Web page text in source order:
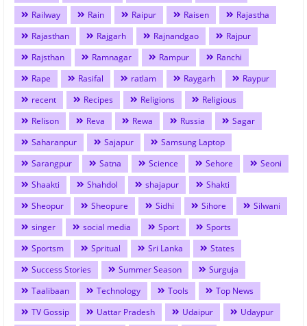
Railway
Rain Raipur Raisen
Rajastha
Rajasthan
Rajgarh Rajnandgao
Rajpur
Rajsthan
Ramnagar Rampur
Ranchi
Rape
Rasifal ratlam Raygarh
Raypur
recent
Recipes Religions
Religious
Relison
Reva Rewa Russia
Sagar
Saharanpur
Sajapur
Samsung Laptop
Sarangpur
Satna Science Sehore
Seoni
Shaakti
Shahdol shajapur
Shakti
Sheopur
Sheopure Sidhi Sihore
Silwani
singer
social media Sport
Sports
Sportsm
Spritual Sri Lanka
States
Success Stories
Summer Season
Surguja
Taalibaan
Technology Tools
Top News
TV Gossip
Uattar Pradesh Udaipur
Udaypur